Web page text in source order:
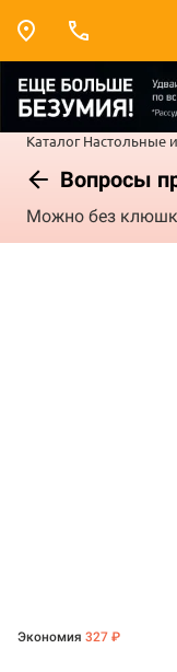
Каталог Настольные
Вопросы
Можно без
Экономия 327 ₽